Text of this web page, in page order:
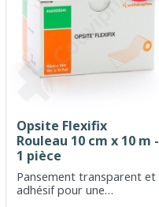
Opsite Flexifix
Rouleau 10 cm x 10 m -
1 pièce
Pansement transparent et
adhésif pour une